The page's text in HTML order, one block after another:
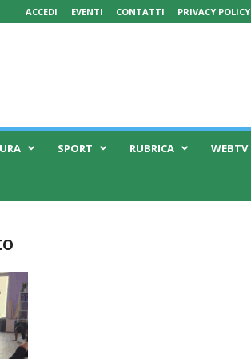
ACCEDI EVENTI CONTATTI PRIVACY POLICY
SPORT RUBRICA WEBTV